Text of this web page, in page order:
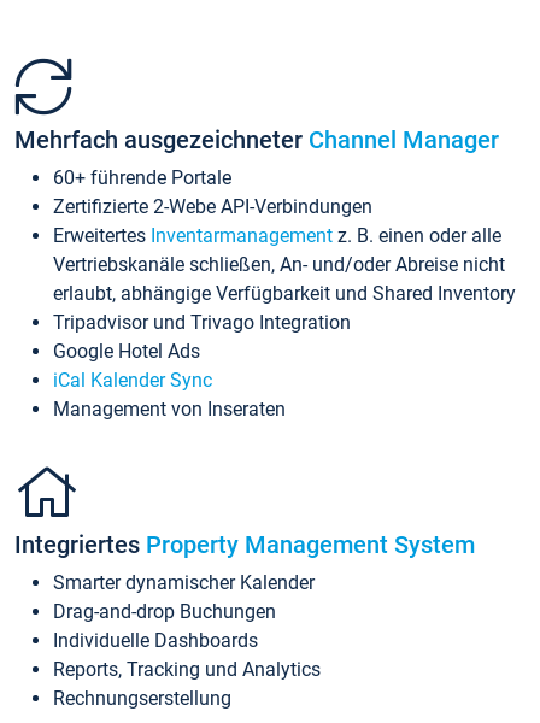
Mehrfach ausgezeichneter Channel Manager
60+ führende Portale
Zertifizierte 2-Webe API-Verbindungen
Erweitertes Inventarmanagement z. B. einen oder alle
Vertriebskanäle schließen, An- und/oder Abreise nicht
erlaubt, abhängige Verfügbarkeit und Shared Inventory
Tripadvisor und Trivago Integration
Google Hotel Ads
iCal Kalender Sync
Management von Inseraten
Integriertes Property Management System
Smarter dynamischer Kalender
Drag-and-drop Buchungen
Individuelle Dashboards
Reports, Tracking und Analytics
Rechnungserstellung